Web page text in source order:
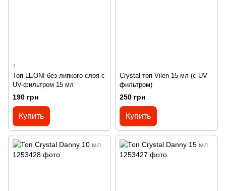
1
Топ LEONI без липкого слоя с
UV-фильтром 15 мл
190 грн
Купить
Crystal топ Vilen 15 мл (с UV
фильтром)
250 грн
Купить